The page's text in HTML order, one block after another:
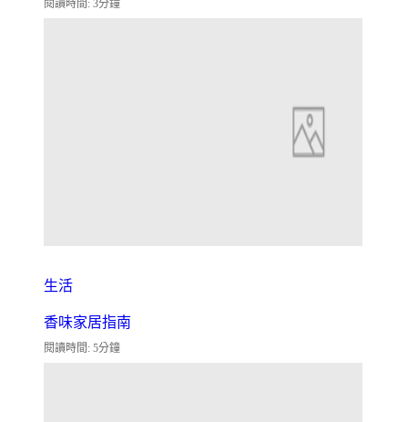
閱讀時間: 3分鐘
生活
香味家居指南
閱讀時間: 5分鐘